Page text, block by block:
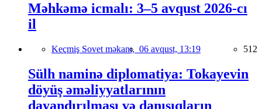
Məhkəmə icmalı: 3–5 avqust 2026-cı
il
Keçmiş Sovet məkanı, 06 avqust, 13:19 512
Sülh naminə diplomatiya: Tokayevin
döyüş əməliyyatlarının
dayandırılması və danışıqların